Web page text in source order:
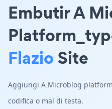
Embutir A
FlazioSite
Aggiungi A Microblog
codifica o mal di testa.